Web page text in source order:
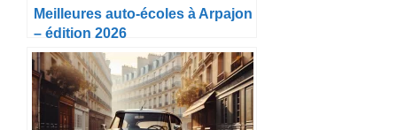
Meilleures auto-écoles à Arpajon
– édition 2026